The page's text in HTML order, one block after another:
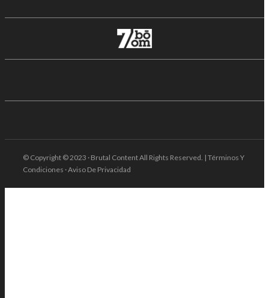
© Copyright © 2023 · Brutal Content All Rights Reserved. | Términos Y
Condiciones · Aviso De Privacidad